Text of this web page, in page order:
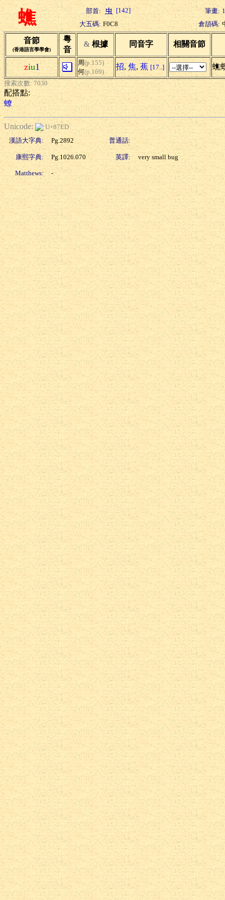
蟭 部首: [142] 筆畫:
大五碼: F0C8 倉頡碼:
音節
(香港語言學學會)
粵
音
& 根據 同音字 相關音節
ziu1 周(p.155)
何(p.169)
招, 焦, 蕉 [17..] 蟭
搜索次數: 7030
配搭點:
蟟
Unicode:
U+87ED
漢語大字典:
Pg.2892 普通話:
康熙字典: Pg.1026.070 英譯: very small bug
Matthews: -